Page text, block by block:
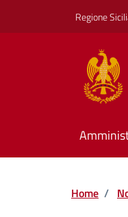
Regione
Home /